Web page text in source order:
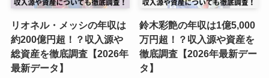
リオネル・メッシの年収は
約200億円超！？収入源や
総資産を徹底調査【2026年
最新データ】
鈴木彩艶の年収は1億5,000
万円超！？収入源や資産を
徹底調査【2026年最新デー
タ】